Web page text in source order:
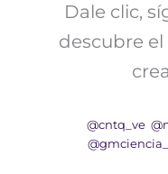
Dale clic,
descubre
@cntq_ve